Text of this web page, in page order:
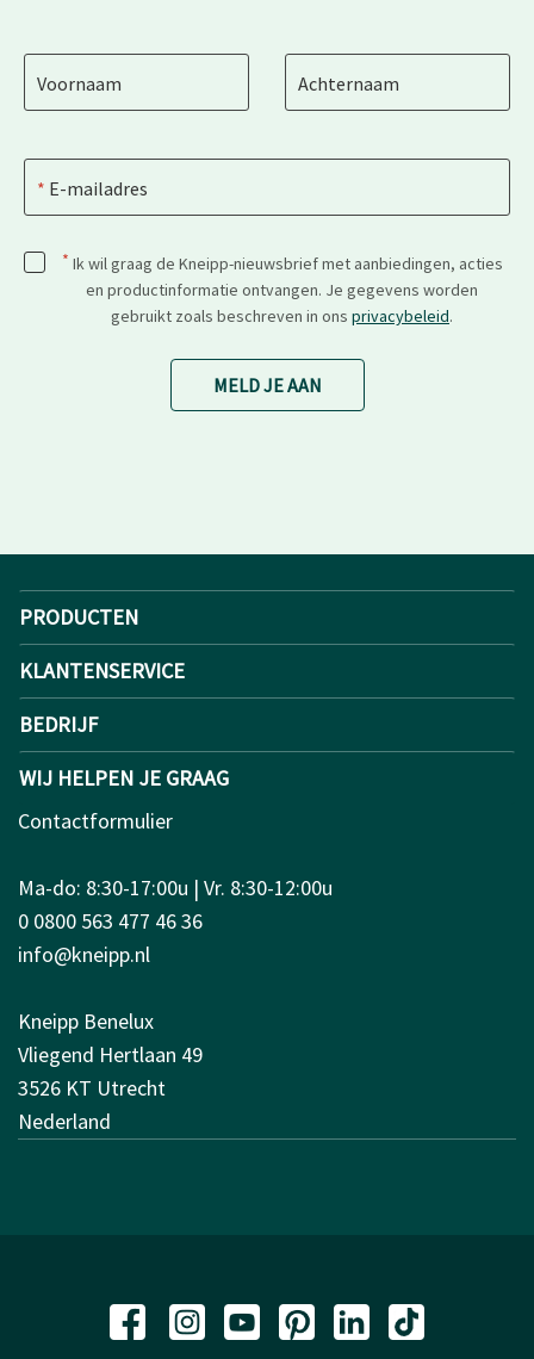
Voornaam Achternaam
E-mailadres
* Ik wil graag de Kneipp-nieuwsbrief met aanbiedingen, acties
en productinformatie ontvangen. Je gegevens worden
gebruikt zoals beschreven in ons privacybeleid.
MELD JE AAN
PRODUCTEN
KLANTENSERVICE
BEDRIJF
WIJ HELPEN JE GRAAG
Contactformulier
Ma-do: 8:30-17:00u | Vr. 8:30-12:00u
0 0800 563 477 46 36
info@kneipp.nl
Kneipp Benelux
Vliegend Hertlaan 49
3526 KT Utrecht
Nederland